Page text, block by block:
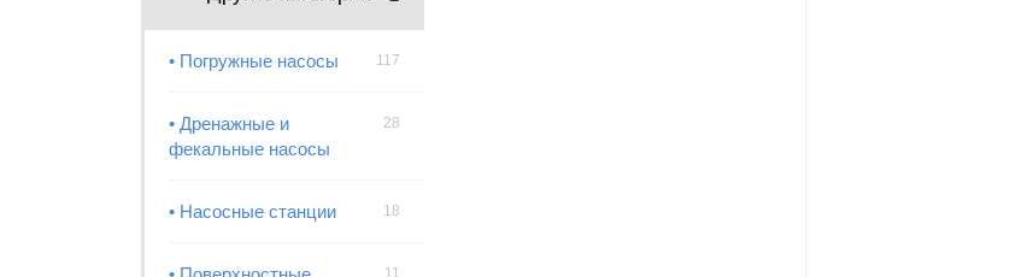
• Погружные насосы 117
• Дренажные и
фекальные насосы
28
• Насосные станции 18
11